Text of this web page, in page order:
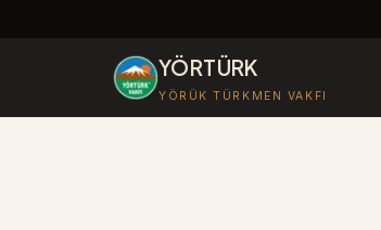
YÖRTÜRK
YÖRÜK TÜRKMEN VAKFI